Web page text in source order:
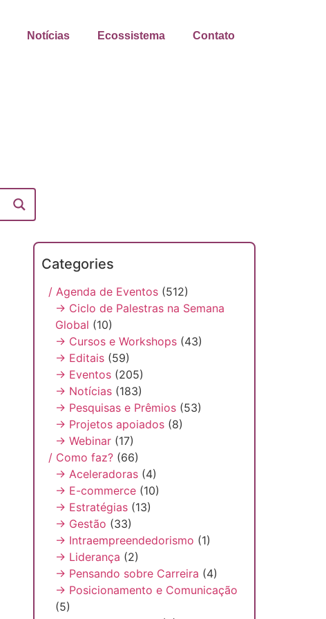
Notícias Ecossistema Contato
Categories
/ Agenda de Eventos (512)
→ Ciclo de Palestras na Semana
Global (10)
→ Cursos e Workshops (43)
→ Editais (59)
→ Eventos (205)
→ Notícias (183)
→ Pesquisas e Prêmios (53)
→ Projetos apoiados (8)
→ Webinar (17)
/ Como faz? (66)
→ Aceleradoras (4)
→ E-commerce (10)
→ Estratégias (13)
→ Gestão (33)
→ Intraempreendedorismo (1)
→ Liderança (2)
→ Pensando sobre Carreira (4)
→ Posicionamento e Comunicação
(5)